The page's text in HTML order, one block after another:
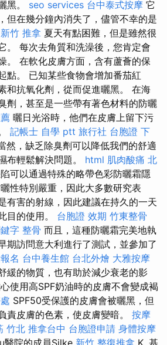
黑。 seo services 台中泰式按摩 它
但在幾分鐘內消失了，儘管不幸的是
新竹 推拿 夏天有點困難，但是雖然很
。 每次去角質和洗澡後，您肯定會
。 在軟化皮膚方面，含有蘆薈的保
點。 已知某些食物會增加番茄紅
和抗氧化劑，從而促進曬黑。 在海
劑，甚至是一些帶有著色材料的防曬
曬日光浴時，他們在皮膚上留下污
記帳士 自學 ptt 旅行社 台胞證 下
然，缺乏除臭劑可以降低我們的舒適
布輕鬆解決問題。 html 肌肉酸痛 北
可以通過特殊的略帶色彩防曬霜隱
性特別嚴重，因此大多數研究表
有害的射線，因此建議在持久的一天
目的使用。 台胞證 效期 竹東整骨
字 整骨 而且，這種防曬霜完美地執
期訪問意大利進行了測試，並參加了
名 台中養生館 台北外燴 大雅按摩
緩的物質，也有助於減少衰老的影
使用高SPF奶油時的皮膚不會變成褐
SPF50受保護的皮膚會被曬黑，但
責皮膚的色素，使皮膚變暗。 按摩
竹北 推拿台中 台胞證申請 身體按摩
醫院的成員Silke 新竹 整復推拿 K. 基